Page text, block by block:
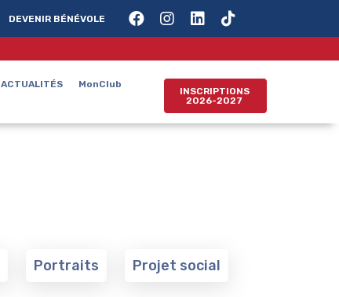
DEVENIR BÉNÉVOLE
ACTUALITÉS MonClub
INSCRIPTIONS
2026-2027
Portraits Projet social